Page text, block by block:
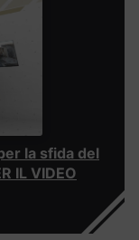
la sfida del
IL VIDEO